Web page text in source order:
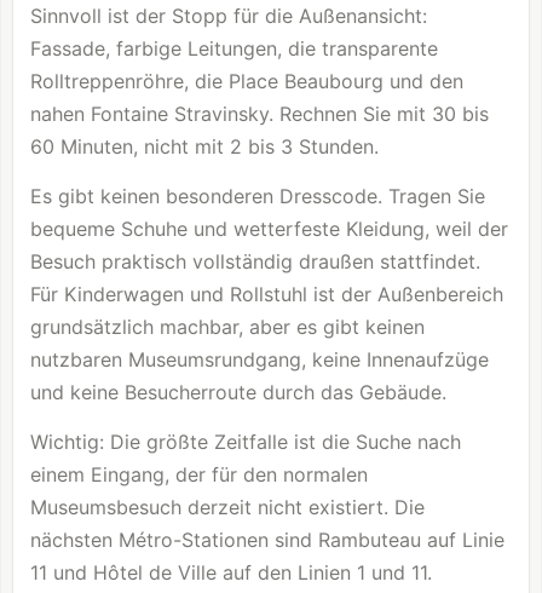
Sinnvoll ist der Stopp für die Außenansicht:
Fassade, farbige Leitungen, die transparente
Rolltreppenröhre, die Place Beaubourg und den
nahen Fontaine Stravinsky. Rechnen Sie mit 30 bis
60 Minuten, nicht mit 2 bis 3 Stunden.
Es gibt keinen besonderen Dresscode. Tragen Sie
bequeme Schuhe und wetterfeste Kleidung, weil der
Besuch praktisch vollständig draußen stattfindet.
Für Kinderwagen und Rollstuhl ist der Außenbereich
grundsätzlich machbar, aber es gibt keinen
nutzbaren Museumsrundgang, keine Innenaufzüge
und keine Besucherroute durch das Gebäude.
Wichtig: Die größte Zeitfalle ist die Suche nach
einem Eingang, der für den normalen
Museumsbesuch derzeit nicht existiert. Die
nächsten Métro-Stationen sind Rambuteau auf Linie
11 und Hôtel de Ville auf den Linien 1 und 11.